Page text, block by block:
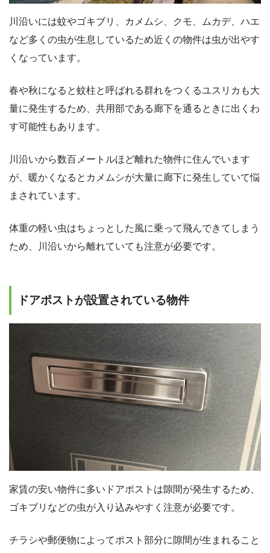
川沿いには蚊やゴキブリ、カメムシ、クモ、ムカデ、ハエ
など多くの虫が生息しているため近くの物件は虫が出やす
くなっています。
春や秋になると蚊柱と呼ばれる群れをつくるユスリカも大
量に発生するため、共用部である廊下を通るときに出くわ
す可能性もあります。
川沿いから数百メートルほど離れた物件に住んでいます
が、暖かくなるとカメムシが大量に廊下に発生していて悩
まされています。
体重の軽い虫はちょっとした風に乗って飛んできてしまう
ため、川沿いから離れていても注意が必要です。
ドアポストが設置されている物件
家賃の安い物件に多いドアポストは隙間が発生するため、
ゴキブリなどの虫が入り込みやすく注意が必要です。
チラシや郵便物によってポスト部分に隙間が生まれること